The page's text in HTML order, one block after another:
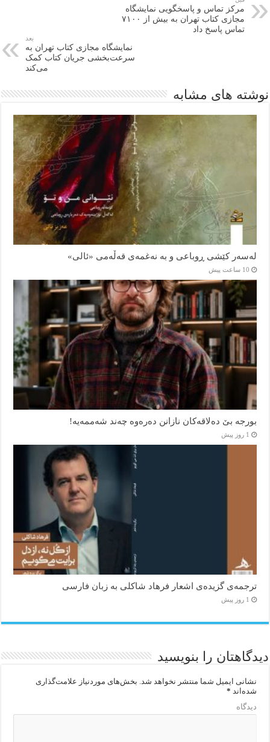
مرکز تماس و پاسخگویی نمایشگاه
مجازی کتاب تهران به بیش از ۷۱۰۰
تماس پاسخ داد
بعد
نمایشگاه مجازی کتاب تهران به
سرعت‌بخشی جریان کتاب کمک
می‌کند
نوشته های مشابه
لەسەر کێشی ڕوباعی و به نەغمەی قەڵەمی «ئالی»
10 ساعت پیش
بورجە بێ دەلاقەکان نازانن دەرەوە چەند شەممەیە!
1 روز پیش
ترجمه‌ی گزیده‌‌ی اشعار فرهاد شاکلی به زبان فارسی
1 روز پیش
دیدگاهتان را بنویسید
نشانی ایمیل شما منتشر نخواهد شد. بخش‌های موردنیاز علامت‌گذاری
شده‌اند *
دیدگاه